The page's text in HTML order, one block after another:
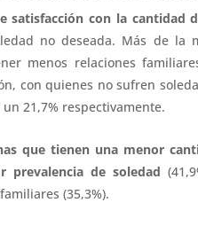
satisfacción con la cantidad
no deseada. Más de la
menos relaciones
con quienes no sufren
un 21,7% respectivamente.
que tienen una menor
prevalencia de soledad
(35,3%).